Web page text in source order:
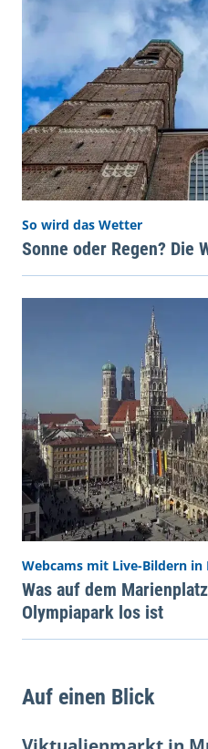
So wird das Wetter
Sonne oder Regen? Die
Webcams mit Live-Bildern in
Was auf dem
Olympiapark los ist
Auf einen Blick